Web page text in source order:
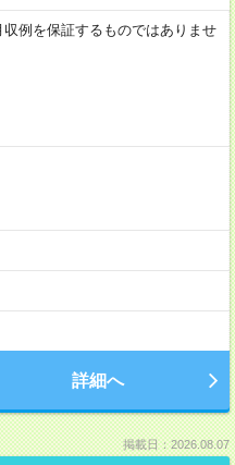
例を保証するものではありませ
詳細へ
掲載日：2026.08.07